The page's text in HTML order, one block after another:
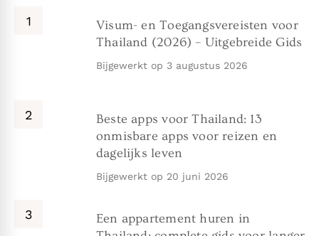
Visum- en Toegangsvereisten voor
Thailand (2026) – Uitgebreide Gids
Bijgewerkt op 3 augustus 2026
Beste apps voor Thailand: 13
onmisbare apps voor reizen en
dagelijks leven
Bijgewerkt op 20 juni 2026
Een appartement huren in